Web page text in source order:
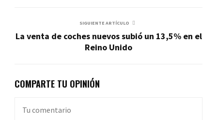
SIGUIENTE ARTÍCULO
La venta de coches nuevos subió un 13,5% en el
Reino Unido
COMPARTE TU OPINIÓN